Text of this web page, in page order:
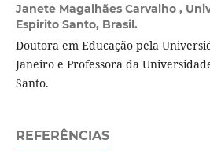
Janete Magalhães Carvalho ,
Espirito Santo, Brasil.
Doutora em Educação pela
Janeiro e Professora da
Santo.
REFERÊNCIAS